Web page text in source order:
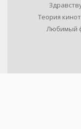
Теория
Любимый